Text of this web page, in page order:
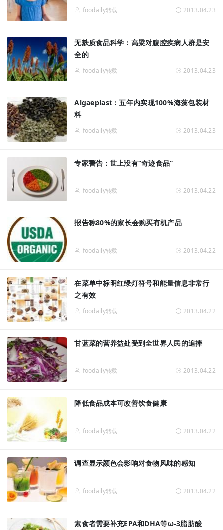
foodaily转载 2013.04.23
无麸质食品科学：高粱对腹腔疾病人群是安
全的
foodaily转载 2013.04.23
Algaeplast：五年内实现100%海藻包装材
料
foodaily转载 2013.04.23
专家警告：世上没有“奇迹食品”
foodaily转载 2013.04.22
报告称80%的家长会购买有机产品
foodaily转载 2013.04.22
在菜单中标明红绿灯符号和能量信息非常行
之有效
foodaily转载 2013.04.22
甘蓝菜的营养益处受到全世界人民的追捧
foodaily转载 2013.04.22
降低食品成本可改善饮食健康
foodaily转载 2013.04.22
调查显示颜色会影响对食物风味的感知
foodaily转载 2013.04.22
素食者需要补充EPA和DHA等ω-3脂肪酸